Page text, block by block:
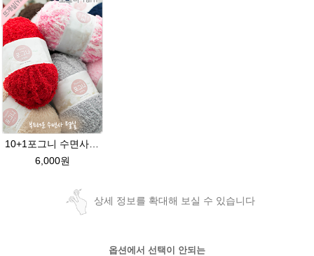
10+1포그니 수면사 fleece 플리스 수면실 뜨개실/소프트 메리 멜로디/부드러운 털실/유아용실/귀도리안감실
6,000원
상세 정보를 확대해 보실 수 있습니다
옵션에서 선택이 안되는